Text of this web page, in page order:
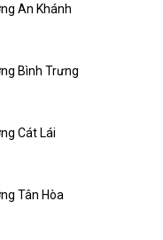
An Khánh
Bình Trưng
Cát Lái
Tân Hòa